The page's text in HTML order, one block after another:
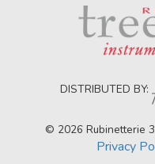
DISTRIBUTED BY:
© 2026 Rubinetterie
Privacy